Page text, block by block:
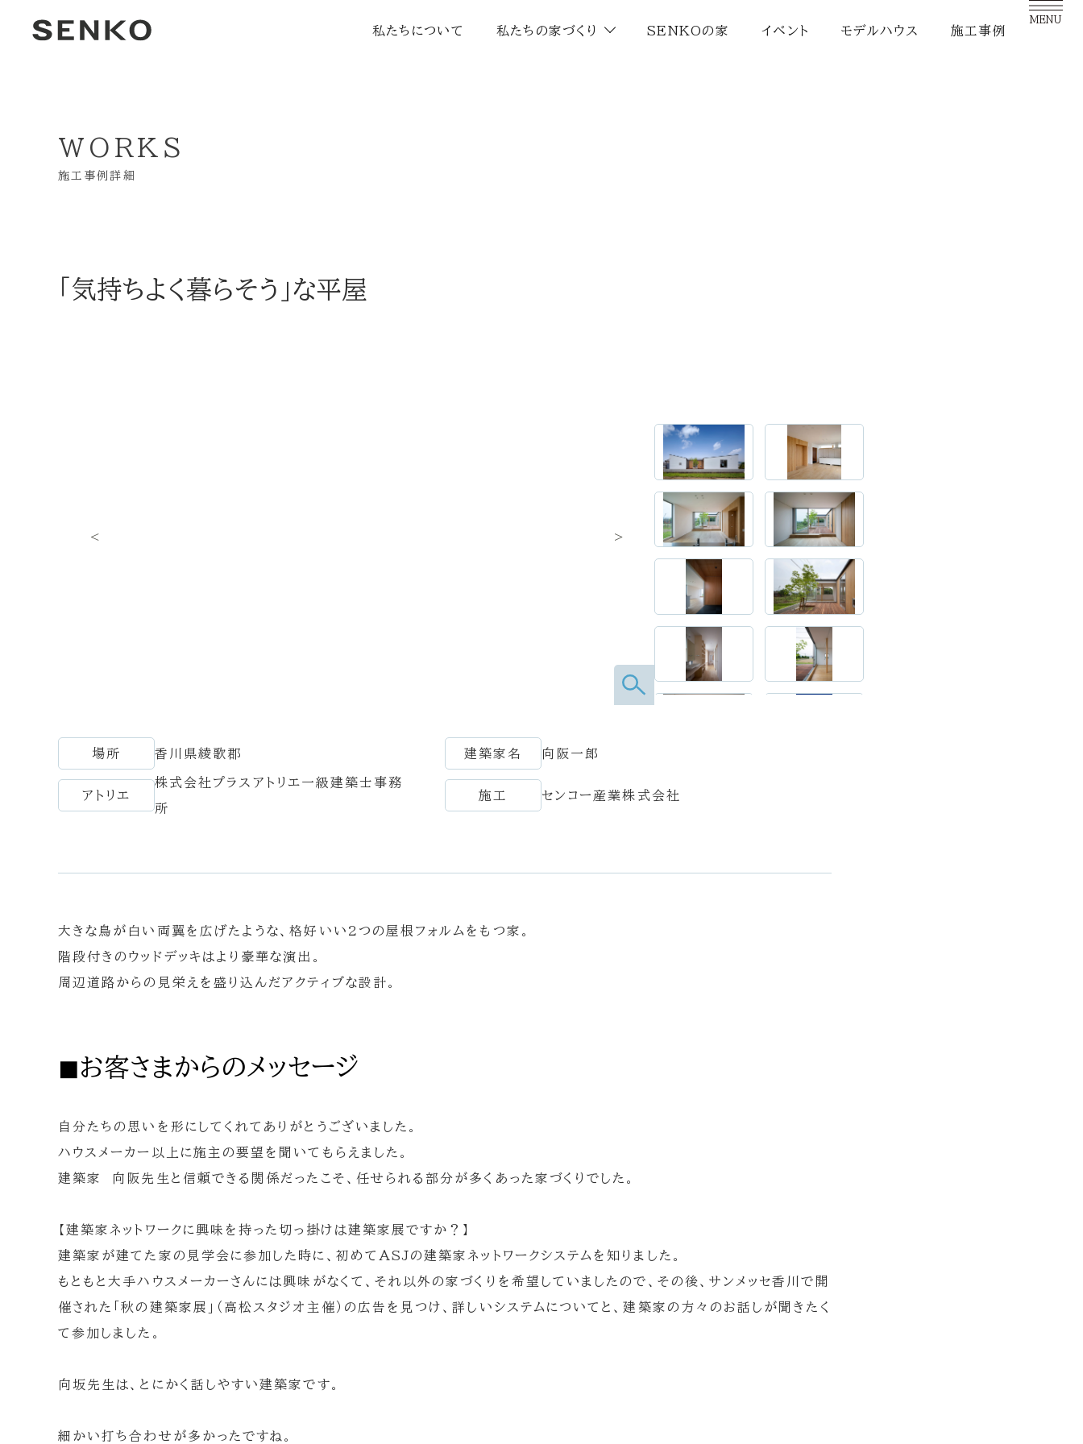
私たちについて 私たちの家づくり SENKOの家 イベント モデルハウス 施工事例
MENU
WORKS
施工事例詳細
「気持ちよく暮らそう」な平屋
場所 香川県綾歌郡 建築家名 向阪一郎
アトリエ
株式会社プラスアトリエ一級建築士事務
所
施工 センコー産業株式会社
大きな鳥が白い両翼を広げたような、格好いい2つの屋根フォルムをもつ家。
階段付きのウッドデッキはより豪華な演出。
周辺道路からの見栄えを盛り込んだアクティブな設計。
◼︎お客さまからのメッセージ
自分たちの思いを形にしてくれてありがとうございました。
ハウスメーカー以上に施主の要望を聞いてもらえました。
建築家 向阪先生と信頼できる関係だったこそ、任せられる部分が多くあった家づくりでした。
【建築家ネットワークに興味を持った切っ掛けは建築家展ですか？】
建築家が建てた家の見学会に参加した時に、初めてASJの建築家ネットワークシステムを知りました。
もともと大手ハウスメーカーさんには興味がなくて、それ以外の家づくりを希望していましたので、その後、サンメッセ香川で開
催された「秋の建築家展」（高松スタジオ主催）の広告を見つけ、詳しいシステムについてと、建築家の方々のお話しが聞きたく
て参加しました。
向坂先生は、とにかく話しやすい建築家です。
細かい打ち合わせが多かったですね。